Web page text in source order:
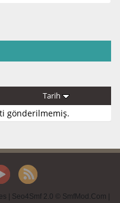
Tarih
gönderilmemiş.
| Seo4Smf 2.0 © SmfMod.Com |